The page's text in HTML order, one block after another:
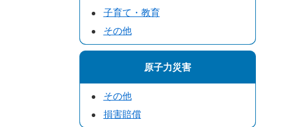
子育て・教育
その他
原子力災害
その他
損害賠償